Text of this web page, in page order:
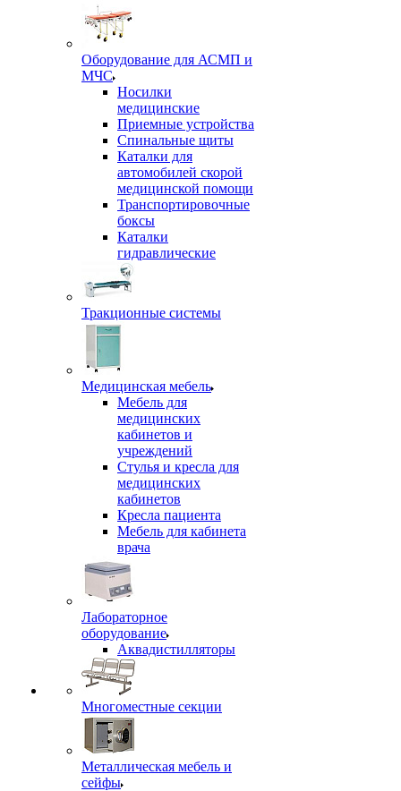
Оборудование для АСМП и
МЧС
Носилки
медицинские
Приемные устройства
Спинальные щиты
Каталки для
автомобилей скорой
медицинской помощи
Транспортировочные
боксы
Каталки
гидравлические
Тракционные системы
Медицинская мебель
Мебель для
медицинских
кабинетов и
учреждений
Стулья и кресла для
медицинских
кабинетов
Кресла пациента
Мебель для кабинета
врача
Лабораторное
оборудование
Аквадистилляторы
Многоместные секции
Металлическая мебель и
сейфы